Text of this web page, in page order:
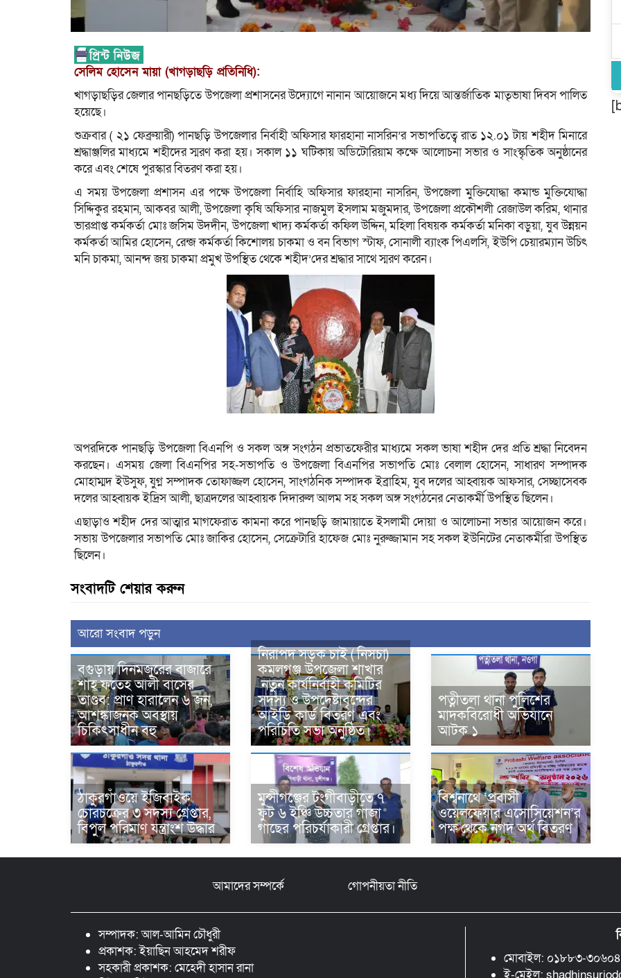
সেলিম হোসেন মায়া (খাগড়াছড়ি প্রতিনিধি):
খাগড়াছড়ির জেলার পানছড়িতে উপজেলা প্রশাসনের উদ্যোগে নানান আয়োজনে মধ্য দিয়ে আন্তর্জাতিক মাতৃভাষা দিবস পালিত
হয়েছে।
শুক্রবার ( ২১ ফেব্রুয়ারী) পানছড়ি উপজেলার নির্বাহী অফিসার ফারহানা নাসরিন’র সভাপতিত্বে রাত ১২.০১ টায় শহীদ মিনারে
শ্রদ্ধাঞ্জলির মাধ্যমে শহীদের স্মরণ করা হয়। সকাল ১১ ঘটিকায় অডিটোরিয়াম কক্ষে আলোচনা সভার ও সাংস্কৃতিক অনুষ্ঠানের
করে এবং শেষে পুরস্কার বিতরণ করা হয়।
এ সময় উপজেলা প্রশাসন এর পক্ষে উপজেলা নির্বাহি অফিসার ফারহানা নাসরিন, উপজেলা মুক্তিযোদ্ধা কমান্ড মুক্তিযোদ্ধা
সিদ্দিকুর রহমান, আকবর আলী, উপজেলা কৃষি অফিসার নাজমুল ইসলাম মজুমদার, উপজেলা প্রকৌশলী রেজাউল করিম, থানার
ভারপ্রাপ্ত কর্মকর্তা মোঃ জসিম উদদীন, উপজেলা খাদ্য কর্মকর্তা কফিল উদ্দিন, মহিলা বিষয়ক কর্মকর্তা মনিকা বড়ুয়া, যুব উন্নয়ন
কর্মকর্তা আমির হোসেন, রেন্জ কর্মকর্তা কিশোলয় চাকমা ও বন বিভাগ স্টাফ, সোনালী ব্যাংক পিএলসি, ইউপি চেয়ারম্যান উচিৎ
মনি চাকমা, আনন্দ জয় চাকমা প্রমুখ উপস্থিত থেকে শহীদ’দের শ্রদ্ধার সাথে স্মরণ করেন।
অপরদিকে পানছড়ি উপজেলা বিএনপি ও সকল অঙ্গ সংগঠন প্রভাতফেরীর মাধ্যমে সকল ভাষা শহীদ দের প্রতি শ্রদ্ধা নিবেদন
করছেন। এসময় জেলা বিএনপির সহ-সভাপতি ও উপজেলা বিএনপির সভাপতি মোঃ বেলাল হোসেন, সাধারণ সম্পাদক
মোহাম্মদ ইউসুফ, যুগ্ন সম্পাদক তোফাজ্জল হোসেন, সাংগঠনিক সম্পাদক ইব্রাহিম, যুব দলের আহ্বায়ক আফসার, সেচ্ছাসেবক
দলের আহ্বায়ক ইদ্রিস আলী, ছাত্রদলের আহ্বায়ক দিদারুল আলম সহ সকল অঙ্গ সংগঠনের নেতাকর্মী উপস্থিত ছিলেন।
এছাড়াও শহীদ দের আত্মার মাগফেরাত কামনা করে পানছড়ি জামায়াতে ইসলামী দোয়া ও আলোচনা সভার আয়োজন করে।
সভায় উপজেলার সভাপতি মোঃ জাকির হোসেন, সেক্রেটারি হাফেজ মোঃ নুরুজ্জামান সহ সকল ইউনিটের নেতাকর্মীরা উপস্থিত
ছিলেন।
সংবাদটি শেয়ার করুন
আরো সংবাদ পড়ুন
বগুড়ায় দিনমজুরের বাজারে
শাহ্ ফতেহ আলী বাসের
তাণ্ডব: প্রাণ হারালেন ৬ জন,
আশঙ্কাজনক অবস্থায়
চিকিৎসাধীন বহু
নিরাপদ সড়ক চাই ( নিসচা)
কমলগঞ্জ উপজেলা শাখার
নতুন কার্যনির্বাহী কমিটির
সদস্য ও উপদেষ্টাবৃন্দের
আইডি কার্ড বিতরণ এবং
পরিচিতি সভা অনুষ্ঠিত।
পত্নীতলা থানা পুলিশের
মাদকবিরোধী অভিযানে
আটক ১
ঠাকুরগাঁওয়ে ইজিবাইক
চোরচক্রের ৩ সদস্য গ্রেপ্তার,
বিপুল পরিমাণ যন্ত্রাংশ উদ্ধার ‎
মুন্সীগঞ্জের টংগীবাড়ীতে ৭
ফুট ৬ ইঞ্চি উচ্চতার গাঁজা
গাছের পরিচর্যাকারী গ্রেপ্তার।
বিশ্বনাথে ‘প্রবাসী
ওয়েলফেয়ার এসোসিয়েশন’র
পক্ষ থেকে নগদ অর্থ বিতরণ
আমাদের সম্পর্কে গোপনীয়তা নীতি
সম্পাদক: আল-আমিন চৌধুরী
প্রকাশক: ইয়াছিন আহমেদ শরীফ
সহকারী প্রকাশক: মেহেদী হাসান রানা
মোবাইল: ০১৮৮৩-
ই-মেইল: